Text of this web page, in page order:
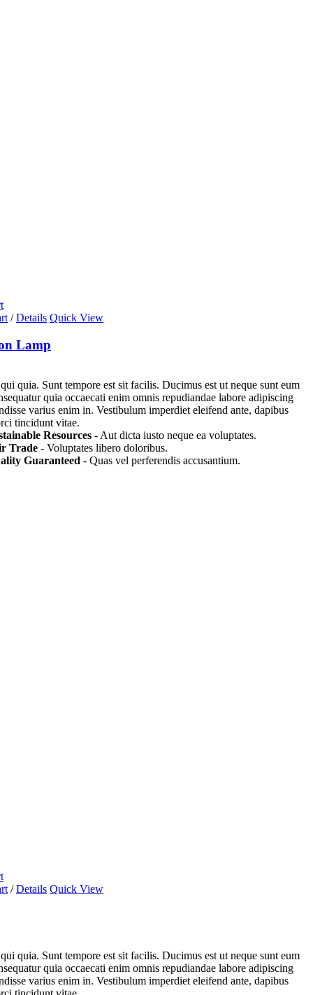
/ Details Quick View
Lamp
quia. Sunt tempore est sit facilis. Ducimus est ut neque sunt eum
quia occaecati enim omnis repudiandae labore adipiscing
varius enim in. Vestibulum imperdiet eleifend ante, dapibus
tincidunt vitae.
Resources - Aut dicta iusto neque ea voluptates.
Trade - Voluptates libero doloribus.
Guaranteed - Quas vel perferendis accusantium.
/ Details Quick View
quia. Sunt tempore est sit facilis. Ducimus est ut neque sunt eum
quia occaecati enim omnis repudiandae labore adipiscing
varius enim in. Vestibulum imperdiet eleifend ante, dapibus